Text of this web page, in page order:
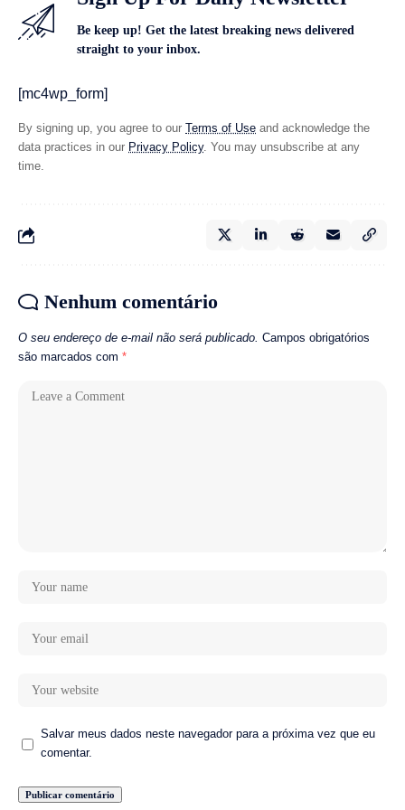
Be keep up! Get the latest breaking news delivered
straight to your inbox.
[mc4wp_form]
By signing up, you agree to our Terms of Use and acknowledge the
data practices in our Privacy Policy. You may unsubscribe at any
time.
Nenhum comentário
O seu endereço de e-mail não será publicado. Campos obrigatórios
são marcados com *
Salvar meus dados neste navegador para a próxima vez que eu
comentar.